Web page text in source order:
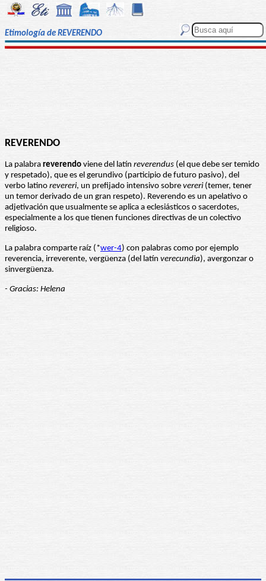
Etimología de REVERENDO
REVERENDO
La palabra reverendo viene del latín reverendus (el que debe ser temido
y respetado), que es el gerundivo (participio de futuro pasivo), del
verbo latino revereri, un prefijado intensivo sobre vereri (temer, tener
un temor derivado de un gran respeto). Reverendo es un apelativo o
adjetivación que usualmente se aplica a eclesiásticos o sacerdotes,
especialmente a los que tienen funciones directivas de un colectivo
religioso.
La palabra comparte raíz (*wer-4) con palabras como por ejemplo
reverencia, irreverente, vergüenza (del latín verecundia), avergonzar o
sinvergüenza.
- Gracias: Helena